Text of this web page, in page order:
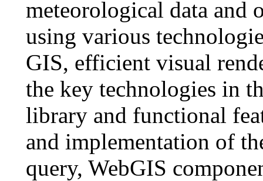
meteorological data and
using various
GIS, efficient visual
the key technologies in
library and functional
and implementation of
query, WebGIS